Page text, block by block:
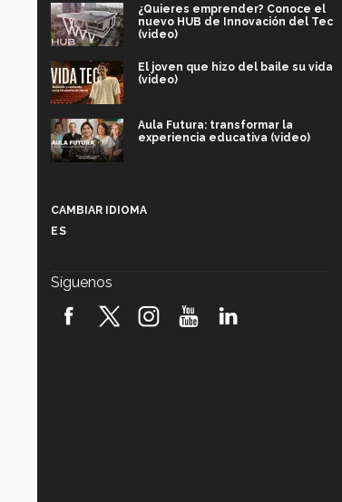
¿Quieres emprender? Conoce el
nuevo HUB de Innovación del Tec
(video)
El joven que hizo del baile su vida
(video)
Aula Futura: transformar la
experiencia educativa (video)
robótica FIRST 2026! (video)
CAMBIAR IDIOMA
ES
Síguenos